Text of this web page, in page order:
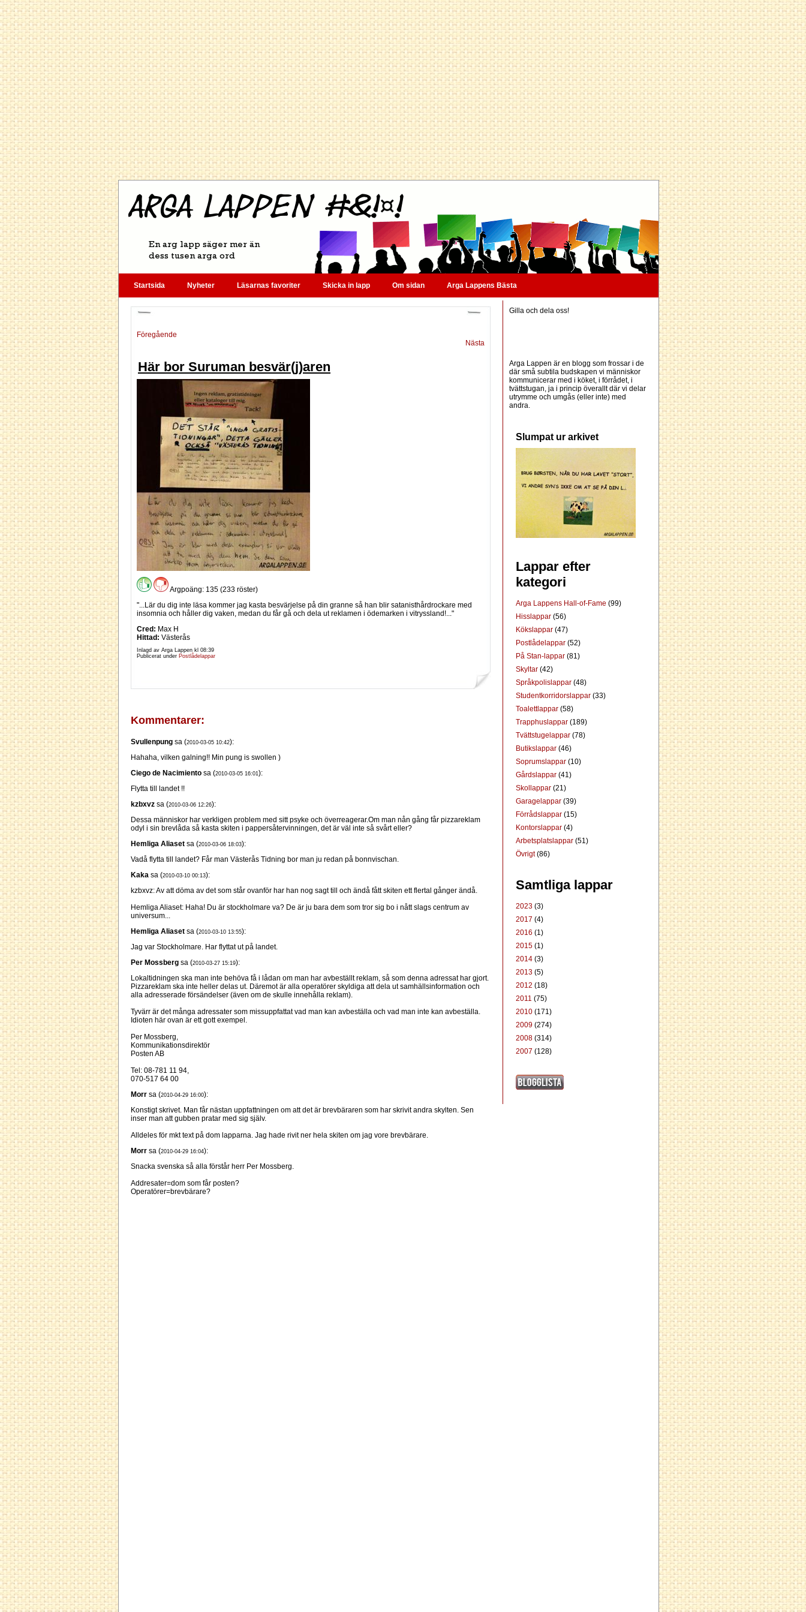
Startsida Nyheter Läsarnas favoriter Skicka in lapp Om sidan Arga Lappens Bästa
Föregående
Nästa
Här bor Suruman besvär(j)aren
Argpoäng: 135 (233 röster)
"...Lär du dig inte läsa kommer jag kasta besvärjelse på din granne så han blir satanisthårdrockare med
insomnia och håller dig vaken, medan du får gå och dela ut reklamen i ödemarken i vitryssland!..."
Cred: Max H
Hittad: Västerås
Inlagd av Arga Lappen kl 08:39
Publicerat under Postlådelappar
Kommentarer:
Svullenpung sa (2010-03-05 10:42):
Hahaha, vilken galning!! Min pung is swollen )
Ciego de Nacimiento sa (2010-03-05 16:01):
Flytta till landet !!
kzbxvz sa (2010-03-06 12:26):
Dessa människor har verkligen problem med sitt psyke och överreagerar.Om man nån gång får pizzareklam
odyl i sin brevlåda så kasta skiten i pappersåtervinningen, det är väl inte så svårt eller?
Hemliga Aliaset sa (2010-03-06 18:03):
Vadå flytta till landet? Får man Västerås Tidning bor man ju redan på bonnvischan.
Kaka sa (2010-03-10 00:13):
kzbxvz: Av att döma av det som står ovanför har han nog sagt till och ändå fått skiten ett flertal gånger ändå.
Hemliga Aliaset: Haha! Du är stockholmare va? De är ju bara dem som tror sig bo i nått slags centrum av
universum...
Hemliga Aliaset sa (2010-03-10 13:55):
Jag var Stockholmare. Har flyttat ut på landet.
Per Mossberg sa (2010-03-27 15:19):
Lokaltidningen ska man inte behöva få i lådan om man har avbeställt reklam, så som denna adressat har gjort.
Pizzareklam ska inte heller delas ut. Däremot är alla operatörer skyldiga att dela ut samhällsinformation och
alla adresserade försändelser (även om de skulle innehålla reklam).
Tyvärr är det många adressater som missuppfattat vad man kan avbeställa och vad man inte kan avbeställa.
Idioten här ovan är ett gott exempel.
Per Mossberg,
Kommunikationsdirektör
Posten AB
Tel: 08-781 11 94,
070-517 64 00
Morr sa (2010-04-29 16:00):
Konstigt skrivet. Man får nästan uppfattningen om att det är brevbäraren som har skrivit andra skylten. Sen
inser man att gubben pratar med sig själv.
Alldeles för mkt text på dom lapparna. Jag hade rivit ner hela skiten om jag vore brevbärare.
Morr sa (2010-04-29 16:04):
Snacka svenska så alla förstår herr Per Mossberg.
Addresater=dom som får posten?
Operatörer=brevbärare?
Gilla och dela oss!
Arga Lappen är en blogg som frossar i de
där små subtila budskapen vi människor
kommunicerar med i köket, i förrådet, i
tvättstugan, ja i princip överallt där vi delar
utrymme och umgås (eller inte) med
andra.
Slumpat ur arkivet
Lappar efter
kategori
Arga Lappens Hall-of-Fame (99)
Hisslappar (56)
Kökslappar (47)
Postlådelappar (52)
På Stan-lappar (81)
Skyltar (42)
Språkpolislappar (48)
Studentkorridorslappar (33)
Toalettlappar (58)
Trapphuslappar (189)
Tvättstugelappar (78)
Butikslappar (46)
Soprumslappar (10)
Gårdslappar (41)
Skollappar (21)
Garagelappar (39)
Förrådslappar (15)
Kontorslappar (4)
Arbetsplatslappar (51)
Övrigt(86)
Samtliga lappar
2023 (3)
2017 (4)
2016 (1)
2015 (1)
2014 (3)
2013 (5)
2012 (18)
2011 (75)
2010 (171)
2009 (274)
2008 (314)
2007 (128)